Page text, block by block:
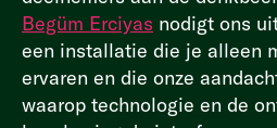
Begüm Erciyas nodigt ons
een installatie die je alleen
ervaren en die onze
waarop technologie en de